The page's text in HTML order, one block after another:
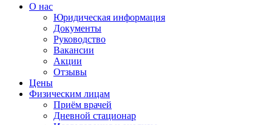
О нас
Юридическая информация
Документы
Руководство
Вакансии
Акции
Отзывы
Цены
Физическим лицам
Приём врачей
Дневной стационар